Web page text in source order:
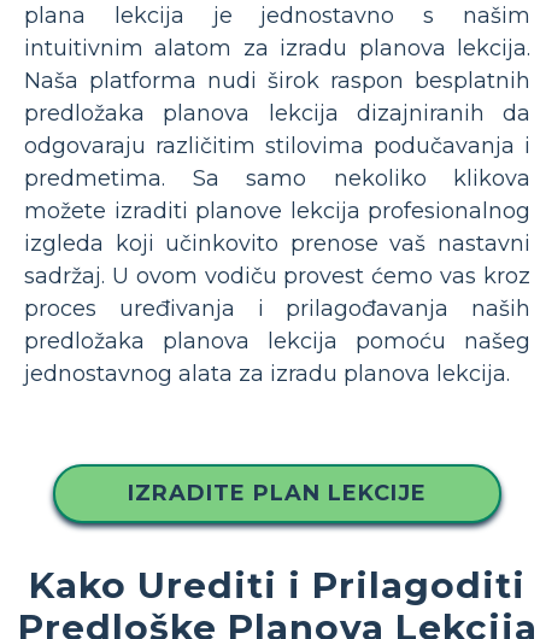
plana lekcija je jednostavno s našim
intuitivnim alatom za izradu planova lekcija.
Naša platforma nudi širok raspon besplatnih
predložaka planova lekcija dizajniranih da
odgovaraju različitim stilovima podučavanja i
predmetima. Sa samo nekoliko klikova
možete izraditi planove lekcija profesionalnog
izgleda koji učinkovito prenose vaš nastavni
sadržaj. U ovom vodiču provest ćemo vas kroz
proces uređivanja i prilagođavanja naših
predložaka planova lekcija pomoću našeg
jednostavnog alata za izradu planova lekcija.
IZRADITE PLAN LEKCIJE
Kako Urediti i Prilagoditi
Predloške Planova Lekcija